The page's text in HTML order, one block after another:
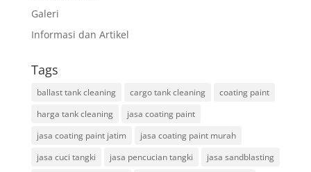
Galeri
Informasi dan Artikel
Tags
ballast tank cleaning cargo tank cleaning
coating paint
harga tank cleaning
jasa coating paint
jasa coating paint jatim
jasa coating paint murah
jasa cuci tangki
jasa pencucian tangki
jasa sandblasting